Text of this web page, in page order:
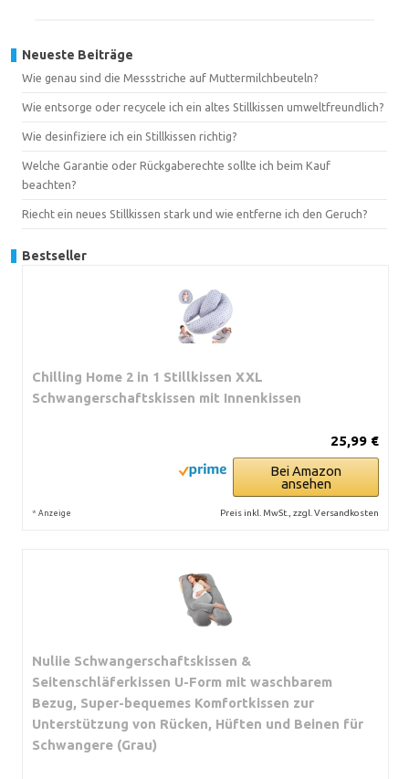
Neueste Beiträge
Wie genau sind die Messstriche auf Muttermilchbeuteln?
Wie entsorge oder recycele ich ein altes Stillkissen umweltfreundlich?
Wie desinfiziere ich ein Stillkissen richtig?
Welche Garantie oder Rückgaberechte sollte ich beim Kauf
beachten?
Riecht ein neues Stillkissen stark und wie entferne ich den Geruch?
Bestseller
Chilling Home 2 in 1 Stillkissen XXL
Schwangerschaftskissen mit Innenkissen
25,99 €
Bei Amazon
ansehen
* Anzeige Preis inkl. MwSt., zzgl. Versandkosten
Nuliie Schwangerschaftskissen &
Seitenschläferkissen U-Form mit waschbarem
Bezug, Super-bequemes Komfortkissen zur
Unterstützung von Rücken, Hüften und Beinen für
Schwangere (Grau)